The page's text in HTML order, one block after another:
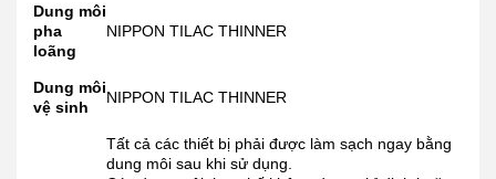
Dung môi
pha
loãng
NIPPON TILAC THINNER
Dung môi
vệ sinh
NIPPON TILAC THINNER
Tất cả các thiết bị phải được làm sạch ngay bằng
dung môi sau khi sử dụng.